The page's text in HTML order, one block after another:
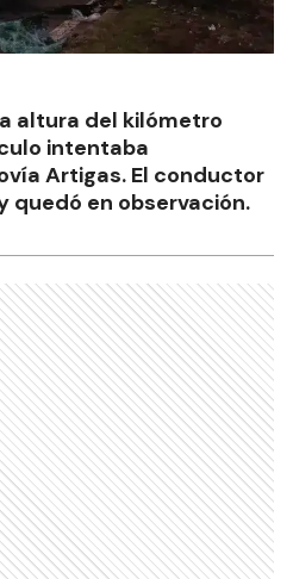
altura del kilómetro
intentaba
Artigas. El conductor
en observación.